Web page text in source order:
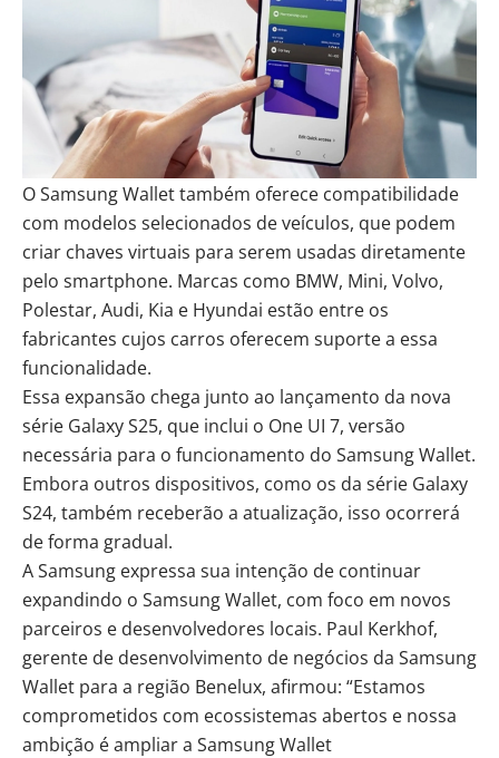
O Samsung Wallet também oferece compatibilidade
com modelos selecionados de veículos, que podem
criar chaves virtuais para serem usadas diretamente
pelo smartphone. Marcas como BMW, Mini, Volvo,
Polestar, Audi, Kia e Hyundai estão entre os
fabricantes cujos carros oferecem suporte a essa
funcionalidade.
Essa expansão chega junto ao lançamento da nova
série Galaxy S25, que inclui o One UI 7, versão
necessária para o funcionamento do Samsung Wallet.
Embora outros dispositivos, como os da série Galaxy
S24, também receberão a atualização, isso ocorrerá
de forma gradual.
A Samsung expressa sua intenção de continuar
expandindo o Samsung Wallet, com foco em novos
parceiros e desenvolvedores locais. Paul Kerkhof,
gerente de desenvolvimento de negócios da Samsung
Wallet para a região Benelux, afirmou: “Estamos
comprometidos com ecossistemas abertos e nossa
ambição é ampliar a Samsung Wallet